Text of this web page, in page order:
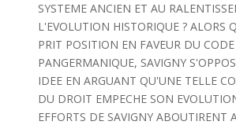
SYSTEME ANCIEN ET AU
L'EVOLUTION HISTORIQUE ? ALORS
PRIT POSITION EN FAVEUR DU
PANGERMANIQUE, SAVIGNY
IDEE EN ARGUANT QU'UNE TELLE
DU DROIT EMPECHE SON
EFFORTS DE SAVIGNY ABOUTIRENT